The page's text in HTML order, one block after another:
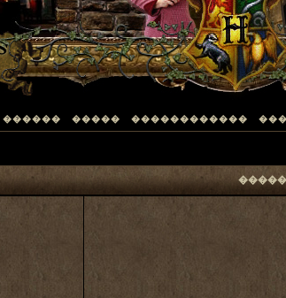
������ ����� ������������